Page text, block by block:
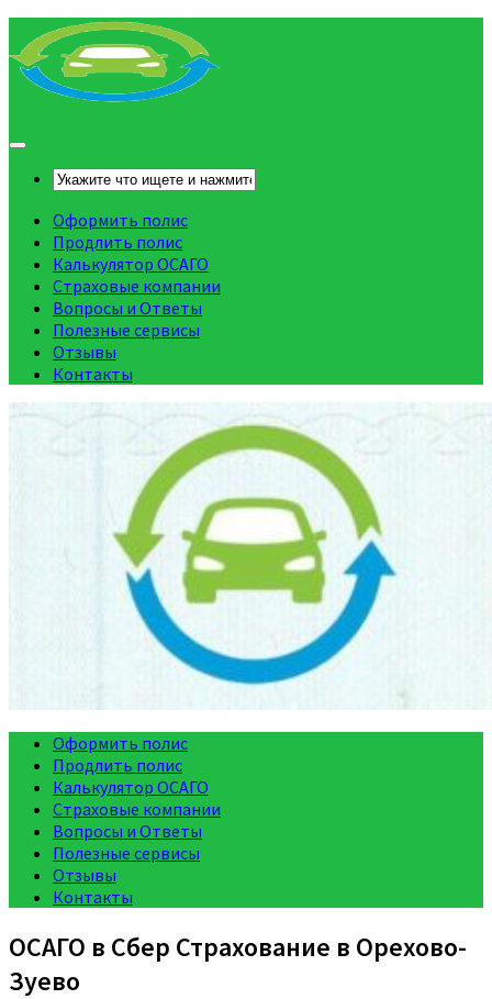
Оформить полис
Продлить полис
Калькулятор ОСАГО
Страховые компании
Вопросы и Ответы
Полезные сервисы
Отзывы
Контакты
Оформить полис
Продлить полис
Калькулятор ОСАГО
Страховые компании
Вопросы и Ответы
Полезные сервисы
Отзывы
Контакты
ОСАГО в Сбер Страхование в Орехово-
Зуево